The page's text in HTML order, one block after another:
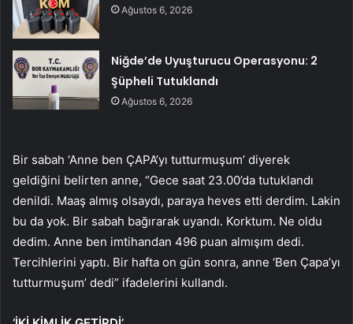
Ağustos 6, 2026
Niğde’de Uyuşturucu Operasyonu: 2
Şüpheli Tutuklandı
Ağustos 6, 2026
Bir sabah ‘Anne ben ÇAPA’yı tutturmuşum’ diyerek
geldiğini belirten anne, “Gece saat 23.00’da tutuklandı
denildi. Maaş almış olsaydı, paraya heves etti derdim. Lakin
bu da yok. Bir sabah bağırarak uyandı. Korktum. Ne oldu
dedim. Anne ben imtihandan 496 puan almışım dedi.
Tercihlerini yaptı. Bir hafta on gün sonra, anne ‘Ben Çapa’yı
tutturmuşum’ dedi” ifadelerini kullandı.